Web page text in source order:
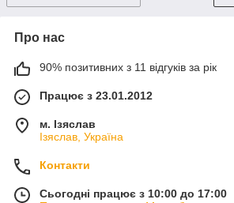
Про нас
90% позитивних з 11 відгуків за рік
Працює з 23.01.2012
м. Ізяслав
Ізяслав, Україна
Контакти
Сьогодні працює з 10:00 до 17:00